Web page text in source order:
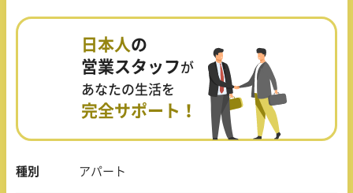
種別 アパート
日本人の
営業スタッフが
あなたの生活を
完全サポート！